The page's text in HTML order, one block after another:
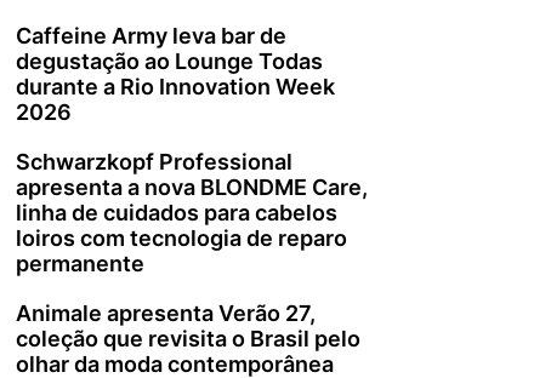
Caffeine Army leva bar de
degustação ao Lounge Todas
durante a Rio Innovation Week
2026
Schwarzkopf Professional
apresenta a nova BLONDME Care,
linha de cuidados para cabelos
loiros com tecnologia de reparo
permanente
Animale apresenta Verão 27,
coleção que revisita o Brasil pelo
olhar da moda contemporânea